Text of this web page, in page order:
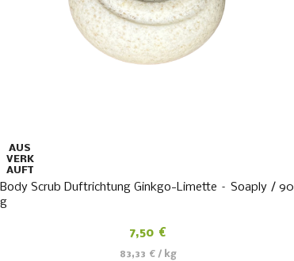
AUS
VERK
AUFT
Body Scrub Duftrichtung Ginkgo-Limette – Soaply / 90
g
7,50 €
83,33 € / kg